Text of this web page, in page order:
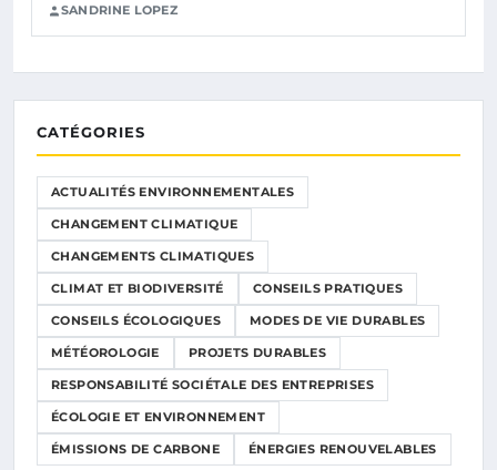
SANDRINE LOPEZ
CATÉGORIES
ACTUALITÉS ENVIRONNEMENTALES
CHANGEMENT CLIMATIQUE
CHANGEMENTS CLIMATIQUES
CLIMAT ET BIODIVERSITÉ CONSEILS PRATIQUES
CONSEILS ÉCOLOGIQUES MODES DE VIE DURABLES
MÉTÉOROLOGIE PROJETS DURABLES
RESPONSABILITÉ SOCIÉTALE DES ENTREPRISES
ÉCOLOGIE ET ENVIRONNEMENT
ÉMISSIONS DE CARBONE ÉNERGIES RENOUVELABLES